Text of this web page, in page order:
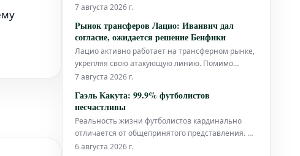
историю. Он ознаменовался как долгожданным
вспышкой эмоций со стороны главного тренера.
Прибытие Мастантуоно стало главным событием
дня. Молодой талан
7 августа 2026 г.
Рынок трансферов Лацио: Иванвич дал
согласие, ожидается решение Бенфики
Лацио активно работает на трансферном рынке,
укрепляя свою атакующую линию. Помимо
предложения по Пинамонти, которое составляет
Сассуоло, римский клуб также ведет переговоры
по Ивановичу. Футболист дал свое согласие на
переход, и теперь все зависит от решен
7 августа 2026 г.
Гаэль Какута: 99.9% футболистов
несчастливы
Реальность жизни футболистов кардинально
отличается от общепринятого представления. Об
этом заявил бывший игрок римского «Лацио» и
6 августа 2026 г.